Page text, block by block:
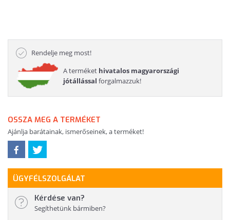
Rendelje meg most!
A terméket hivatalos magyarországi
jótállással forgalmazzuk!
OSSZA MEG A TERMÉKET
Ajánlja barátainak, ismerőseinek, a terméket!
ÜGYFÉLSZOLGÁLAT
Kérdése van?
Segíthetünk bármiben?